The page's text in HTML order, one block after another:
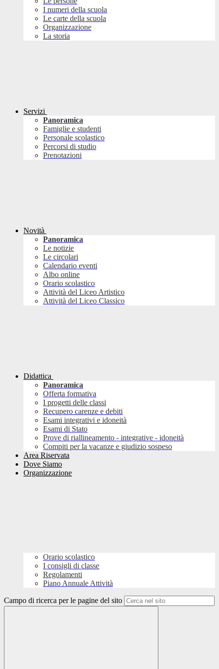
I numeri della scuola
Le carte della scuola
Organizzazione
La storia
Servizi
Panoramica
Famiglie e studenti
Personale scolastico
Percorsi di studio
Prenotazioni
Novità
Panoramica
Le notizie
Le circolari
Calendario eventi
Albo online
Orario scolastico
Attività del Liceo Artistico
Attività del Liceo Classico
Didattica
Panoramica
Offerta formativa
I progetti delle classi
Recupero carenze e debiti
Esami integrativi e idoneità
Esami di Stato
Prove di riallineamento - integrative - idoneità
Compiti per la vacanze e giudizio sospeso
Area Riservata
Dove Siamo
Organizzazione
Orario scolastico
I consigli di classe
Regolamenti
Piano Annuale Attività
Campo di ricerca per le pagine del sito